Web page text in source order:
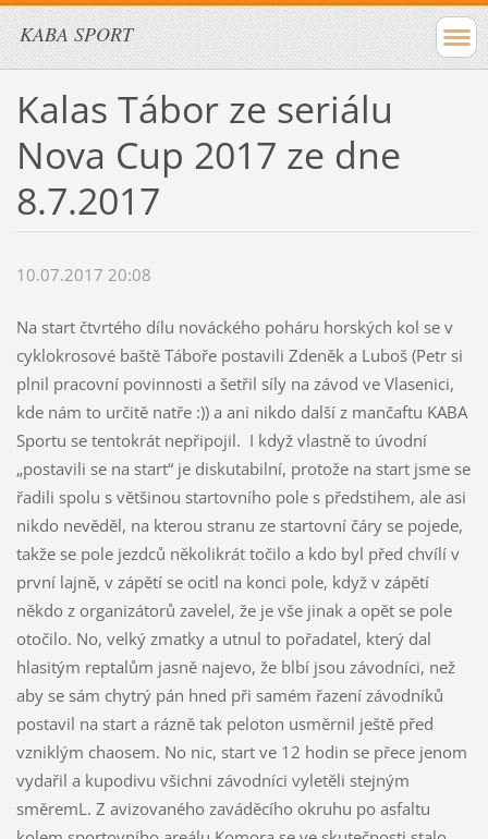
KABA SPORT
Kalas Tábor ze seriálu
Nova Cup 2017 ze dne
8.7.2017
10.07.2017 20:08
Na start čtvrtého dílu nováckého poháru horských kol se v
cyklokrosové baště Táboře postavili Zdeněk a Luboš (Petr si
plnil pracovní povinnosti a šetřil síly na závod ve Vlasenici,
kde nám to určitě natře :)) a ani nikdo další z mančaftu KABA
Sportu se tentokrát nepřipojil. I když vlastně to úvodní
„postavili se na start“ je diskutabilní, protože na start jsme se
řadili spolu s většinou startovního pole s předstihem, ale asi
nikdo nevěděl, na kterou stranu ze startovní čáry se pojede,
takže se pole jezdců několikrát točilo a kdo byl před chvílí v
první lajně, v zápětí se ocitl na konci pole, když v zápětí
někdo z organizátorů zavelel, že je vše jinak a opět se pole
otočilo. No, velký zmatky a utnul to pořadatel, který dal
hlasitým reptalům jasně najevo, že blbí jsou závodníci, než
aby se sám chytrý pán hned při samém řazení závodníků
postavil na start a rázně tak peloton usměrnil ještě před
vzniklým chaosem. No nic, start ve 12 hodin se přece jenom
vydařil a kupodivu všichni závodníci vyletěli stejným
směremL. Z avizovaného zaváděcího okruhu po asfaltu